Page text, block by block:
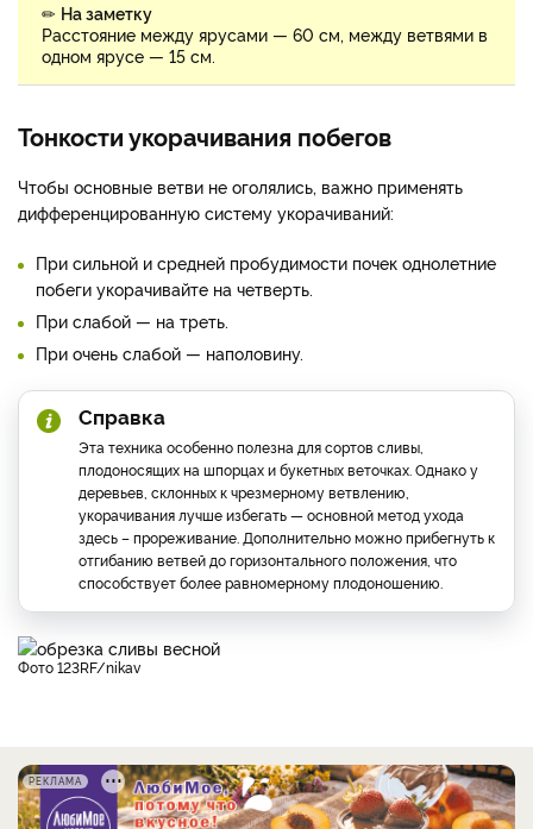
✏ На заметку
Расстояние между ярусами — 60 см, между ветвями в
одном ярусе — 15 см.
Тонкости укорачивания побегов
Чтобы основные ветви не оголялись, важно применять
дифференцированную систему укорачиваний:
При сильной и средней пробудимости почек однолетние
побеги укорачивайте на четверть.
При слабой — на треть.
При очень слабой — наполовину.
Справка
Эта техника особенно полезна для сортов сливы,
плодоносящих на шпорцах и букетных веточках. Однако у
деревьев, склонных к чрезмерному ветвлению,
укорачивания лучше избегать — основной метод ухода
здесь – прореживание. Дополнительно можно прибегнуть к
отгибанию ветвей до горизонтального положения, что
способствует более равномерному плодоношению.
фото 123RF/nikav
РЕКЛАМА